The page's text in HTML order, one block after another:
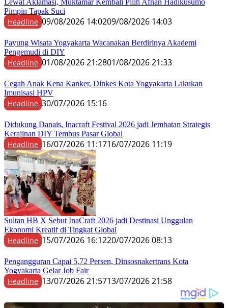
Lewat Aklamasi, Muktamar Kembali Pilih Afnan Hadikusumo
Pimpin Tapak Suci
Headline 09/08/2026 14:0209/08/2026 14:03
Payung Wisata Yogyakarta Wacanakan Berdirinya Akademi
Pengemudi di DIY
Headline 01/08/2026 21:2801/08/2026 21:33
Cegah Anak Kena Kanker, Dinkes Kota Yogyakarta Lakukan
Imunisasi HPV
Headline 30/07/2026 15:16
Didukung Danais, Inacraft Festival 2026 jadi Jembatan Strategis
Kerajinan DIY Tembus Pasar Global
Headline 16/07/2026 11:1716/07/2026 11:19
Sultan HB X Sebut InaCraft 2026 jadi Destinasi Unggulan
Ekonomi Kreatif di Tingkat Global
Headline 15/07/2026 16:1220/07/2026 08:13
Pengangguran Capai 5,72 Persen, Dinsosnakertrans Kota
Yogyakarta Gelar Job Fair
Headline 13/07/2026 21:5713/07/2026 21:58